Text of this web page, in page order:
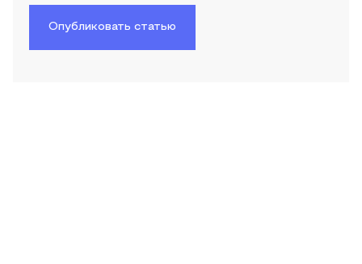
Опубликовать статью